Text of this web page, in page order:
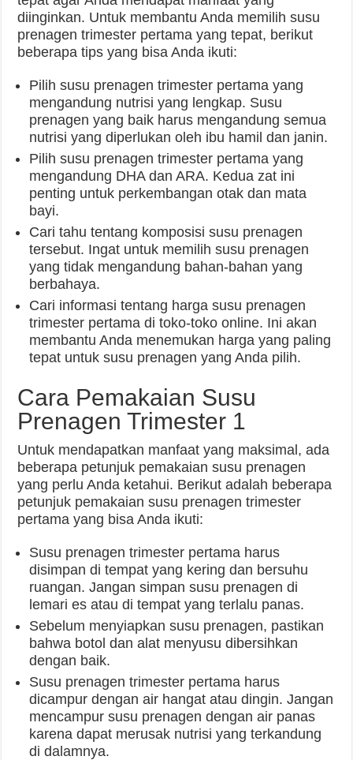
diinginkan. Untuk membantu Anda memilih susu
prenagen trimester pertama yang tepat, berikut
beberapa tips yang bisa Anda ikuti:
Pilih susu prenagen trimester pertama yang
mengandung nutrisi yang lengkap. Susu
prenagen yang baik harus mengandung semua
nutrisi yang diperlukan oleh ibu hamil dan janin.
Pilih susu prenagen trimester pertama yang
mengandung DHA dan ARA. Kedua zat ini
penting untuk perkembangan otak dan mata
bayi.
Cari tahu tentang komposisi susu prenagen
tersebut. Ingat untuk memilih susu prenagen
yang tidak mengandung bahan-bahan yang
berbahaya.
Cari informasi tentang harga susu prenagen
trimester pertama di toko-toko online. Ini akan
membantu Anda menemukan harga yang paling
tepat untuk susu prenagen yang Anda pilih.
Cara Pemakaian Susu
Prenagen Trimester 1
Untuk mendapatkan manfaat yang maksimal, ada
beberapa petunjuk pemakaian susu prenagen
yang perlu Anda ketahui. Berikut adalah beberapa
petunjuk pemakaian susu prenagen trimester
pertama yang bisa Anda ikuti:
Susu prenagen trimester pertama harus
disimpan di tempat yang kering dan bersuhu
ruangan. Jangan simpan susu prenagen di
lemari es atau di tempat yang terlalu panas.
Sebelum menyiapkan susu prenagen, pastikan
bahwa botol dan alat menyusu dibersihkan
dengan baik.
Susu prenagen trimester pertama harus
dicampur dengan air hangat atau dingin. Jangan
mencampur susu prenagen dengan air panas
karena dapat merusak nutrisi yang terkandung
di dalamnya.